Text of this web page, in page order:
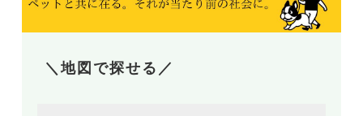
＼地図で探せる／